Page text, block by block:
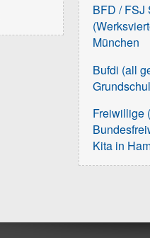
BFD / FSJ
München
Bufdi (all
Freiwillige
Kita in